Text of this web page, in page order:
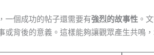
一個成功的帖子還需要有強烈的故事性。
或背後的意義。這樣能夠讓觀眾產生共鳴